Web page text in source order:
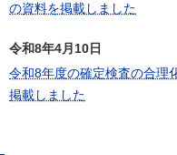
の資料を掲載しました
令和8年4月10日
令和8年度の確定検査の合理
掲載しました